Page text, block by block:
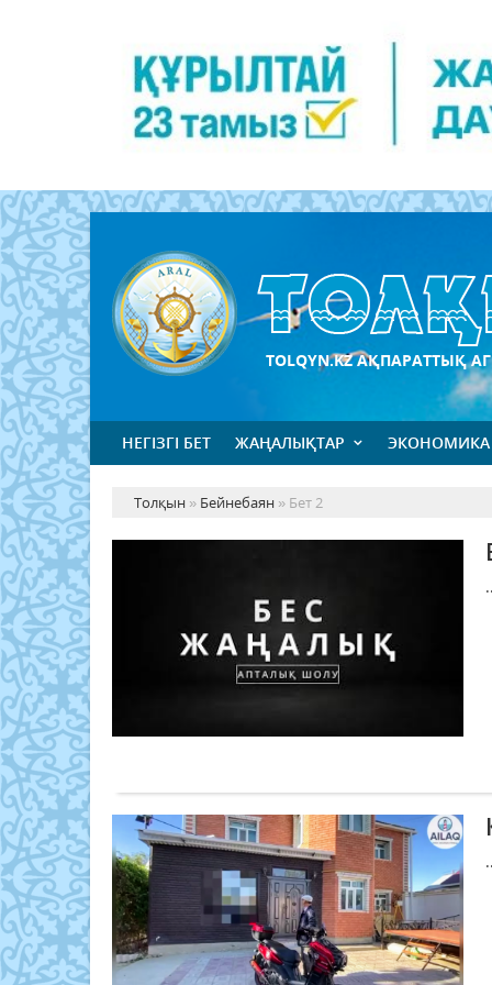
TOLQYN.KZ АҚПАРАТТЫҚ
НЕГІЗГІ БЕТ ЖАҢАЛЫҚТАР ЭКОНОМИКА
Толқын » Бейнебаян » Бет 2